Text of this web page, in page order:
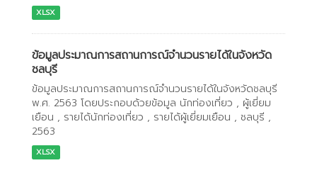
XLSX
ข้อมูลประมาณการสถานการณ์จำนวนรายได้ในจังหวัด
ชลบุรี
ข้อมูลประมาณการสถานการณ์จำนวนรายได้ในจังหวัดชลบุรี
พ.ศ. 2563 โดยประกอบด้วยข้อมูล นักท่องเที่ยว , ผู้เยี่ยม
เยือน , รายได้นักท่องเที่ยว , รายได้ผู้เยี่ยมเยือน , ชลบุรี ,
2563
XLSX